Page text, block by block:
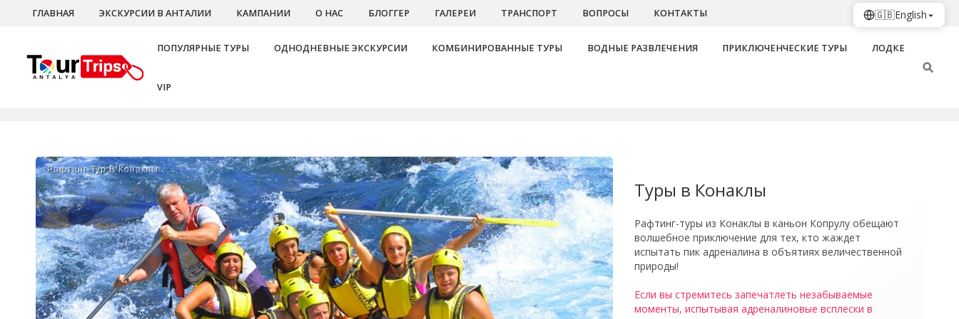
ГЛАВНАЯ ЭКСКУРСИИ В АНТАЛИИ КАМПАНИИ О НАС БЛОГГЕР ГАЛЕРЕИ ТРАНСПОРТ ВОПРОСЫ КОНТАКТЫ
ПОПУЛЯРНЫЕ ТУРЫ ОДНОДНЕВНЫЕ ЭКСКУРСИИ КОМБИНИРОВАННЫЕ ТУРЫ ВОДНЫЕ РАЗВЛЕЧЕНИЯ ПРИКЛЮЧЕНЧЕСКИЕ ТУРЫ ЛОДКЕ
VIP
Рафтинг-Тур В Конаклы
Туры в Конаклы
Рафтинг-туры из Конаклы в каньон Копрулу обещают
волшебное приключение для тех, кто жаждет
испытать пик адреналина в объятиях величественной
природы!
Если вы стремитесь запечатлеть незабываемые
моменты, испытывая адреналиновые всплески в
🇬🇧English